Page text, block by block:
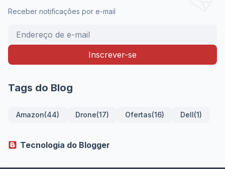
Receber notificações por e-mail
Tags do Blog
Amazon(44) Drone(17) Ofertas(16) Dell(1)
Tecnologia do Blogger